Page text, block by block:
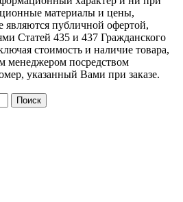
материалы и цены,
являются публичной офертой,
Статей 435 и 437 Гражданского
стоимость и наличие товара,
менеджером посредством
указанный Вами при заказе.
Поиск